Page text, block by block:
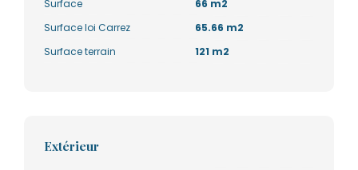
Surface
66 m2
Surface loi Carrez
65.66 m2
Surface terrain
121 m2
Extérieur